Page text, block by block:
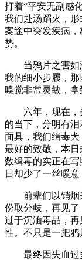
打着“平安无副感
我们赴汤蹈火，
案途中突发疾病
势。
当鸦片之害如溃
我的细小步履，
嗅觉非常灵敏，拿
六年，现在，关
的当下，分明有泪
面具，我们缉毒
最好的致敬，本
数缉毒的实正在
日却少了一丝暖
前辈们以销烟
份取分歧，再见
过于沉湎毒品，
性。不只是一把鸦
最终因失血过多